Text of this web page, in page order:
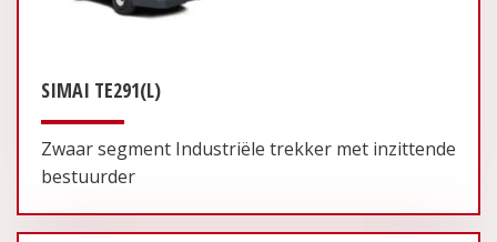
SIMAI TE291(L)
Zwaar segment Industriële trekker met inzittende
bestuurder